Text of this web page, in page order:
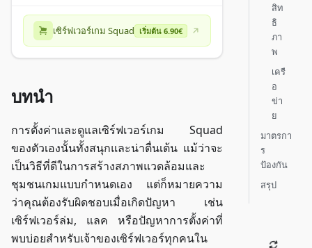
เซิร์ฟเวอร์เกม Squad เริ่มต้น 6.90€
บทนำ
การตั้งค่าและดูแลเซิร์ฟเวอร์เกม Squad
ของตัวเองนั้นทั้งสนุกและน่าตื่นเต้น แม้ว่าจะ
เป็นวิธีที่ดีในการสร้างสภาพแวดล้อมและ
ชุมชนเกมแบบกำหนดเอง แต่ก็หมายความ
ว่าคุณต้องรับผิดชอบเมื่อเกิดปัญหา เช่น
เซิร์ฟเวอร์ล่ม, แลค หรือปัญหาการตั้งค่าที่
พบบ่อยสำหรับเจ้าของเซิร์ฟเวอร์ทุกคนใน
สิท
ธิ
ภา
พ
เครื
อ
ข่า
ย
มาตรกา
ร
ป้องกัน
สรุป